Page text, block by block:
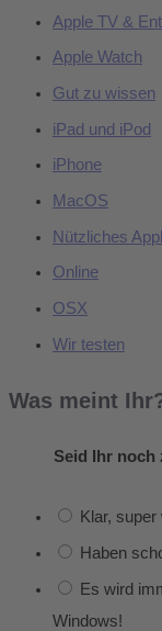
Apple TV &
Apple Watch
Gut zu wissen
iPad und iPod
iPhone
MacOS
Nützliches
Online
OSX
Wir testen
Was meint
Seid Ihr noch
Klar,
Haben
Es wird
Windows!